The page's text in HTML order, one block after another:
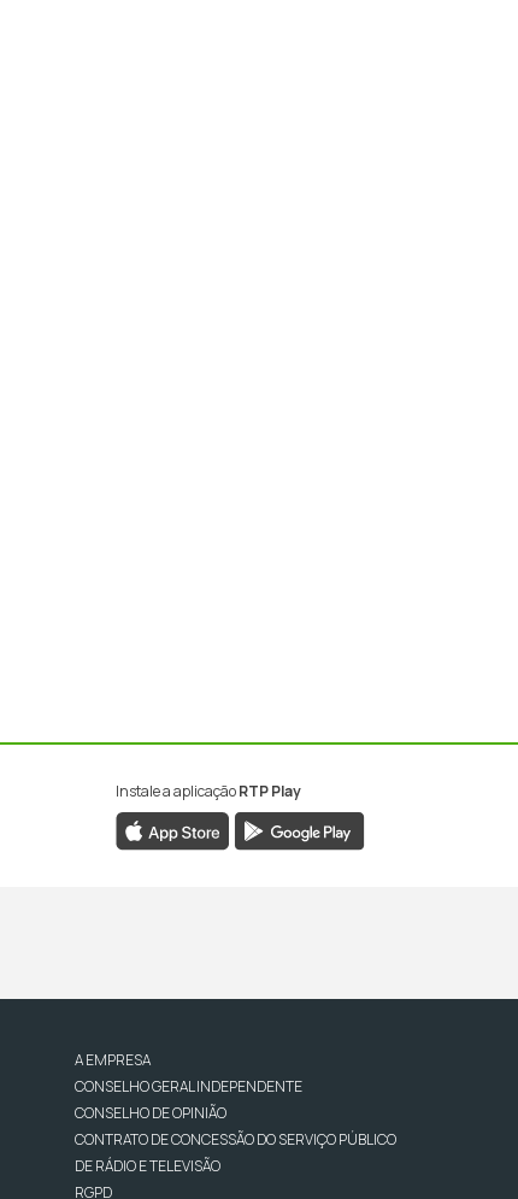
Instale a aplicaçãoRTP Play
A EMPRESA
CONSELHO GERAL INDEPENDENTE
CONSELHO DE OPINIÃO
CONTRATO DE CONCESSÃO DO SERVIÇO PÚBLICO
DE RÁDIO E TELEVISÃO
RGPD